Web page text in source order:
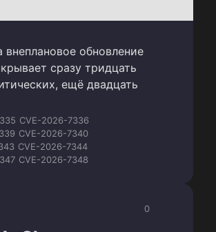
обновление
сразу тридцать
ещё двадцать
CVE-2026-7336
CVE-2026-7340
CVE-2026-7344
CVE-2026-7348
0